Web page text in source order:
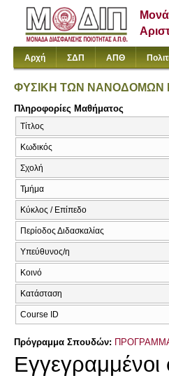
Αρχή ΣΔΠ ΑΠΘ
ΦΥΣΙΚΗ ΤΩΝ ΝΑΝΟΔΟΜΩΝ
Πληροφορίες Μαθήματος
Τίτλος
Κωδικός
Σχολή
Τμήμα
Κύκλος / Επίπεδο
Περίοδος Διδασκαλίας
Υπεύθυνος/η
Κοινό
Κατάσταση
Course ID
Πρόγραμμα Σπουδών:
Εγγεγραμμένοι